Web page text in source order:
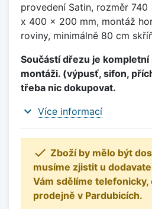
provedení Satin, rozměr
x 400 x 200 mm, montáž
roviny, minimálně 80 cm
Součástí dřezu je
montáži. (výpusť, sifon,
třeba nic dokupovat.
expand_more Více informací
 Zboží by mělo být
musíme zjistit u
Vám sdělíme telefonicky,
prodejně v Pardubicích.